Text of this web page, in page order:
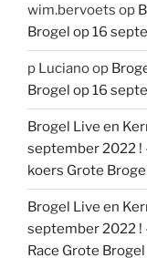
wim.bervoets op
Brogel op 16
p Lucianoop
Brogel op 16
Brogel Live en
september 2022 !
koers Grote
Brogel Live en
september 2022 !
Race Grote